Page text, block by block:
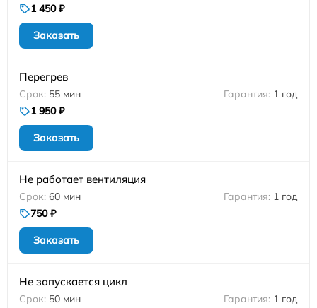
1 450 ₽
Заказать
Перегрев
55 мин
1 год
1 950 ₽
Заказать
Не работает вентиляция
60 мин
1 год
750 ₽
Заказать
Не запускается цикл
50 мин
1 год